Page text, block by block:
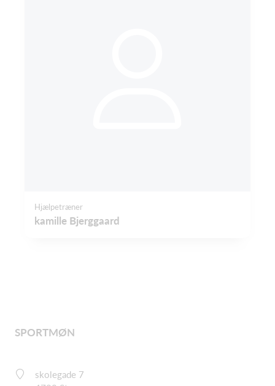
Hjælpetræner
kamille Bjerggaard
SPORTMØN
skolegade 7